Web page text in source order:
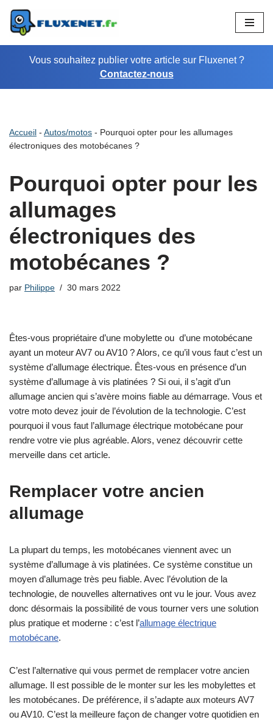
Aller
au
contenuVous souhaitez publier votre article sur Fluxenet ?
Contactez-nous
Accueil - Autos/motos - Pourquoi opter pour les allumages
électroniques des motobécanes ?
Pourquoi opter pour les
allumages
électroniques des
motobécanes ?
par Philippe 30 mars 2022
Êtes-vous propriétaire d’une mobylette ou d’une motobécane
ayant un moteur AV7 ou AV10 ? Alors, ce qu’il vous faut c’est un
système d’allumage électrique. Êtes-vous en présence d’un
système d’allumage à vis platinées ? Si oui, il s’agit d’un
allumage ancien qui s’avère moins fiable au démarrage. Vous et
votre moto devez jouir de l’évolution de la technologie. C’est
pourquoi il vous faut l’allumage électrique motobécane pour
rendre votre vie plus agréable. Alors, venez découvrir cette
merveille dans cet article.
Remplacer votre ancien
allumage
La plupart du temps, les motobécanes viennent avec un
système d’allumage à vis platinées. Ce système constitue un
moyen d’allumage très peu fiable. Avec l’évolution de la
technologie, de nouvelles alternatives ont vu le jour. Vous avez
donc désormais la possibilité de vous tourner vers une solution
plus pratique et moderne : c’est l’allumage électrique
motobécane.
C’est l’alternative qui vous permet de remplacer votre ancien
allumage. Il est possible de le monter sur les les mobylettes et
les motobécanes. De préférence, il s’adapte aux moteurs AV7
ou AV10. C’est la meilleure façon de changer votre quotidien en